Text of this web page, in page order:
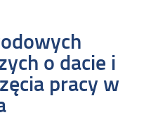
o dacie i
pracy w